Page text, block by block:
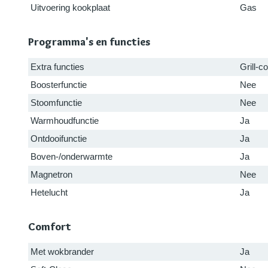
Uitvoering kookplaat
Gas
Programma's en functies
Extra functies
Grill-
Boosterfunctie
Nee
Stoomfunctie
Nee
Warmhoudfunctie
Ja
Ontdooifunctie
Ja
Boven-/onderwarmte
Ja
Magnetron
Nee
Hetelucht
Ja
Comfort
Met wokbrander
Ja